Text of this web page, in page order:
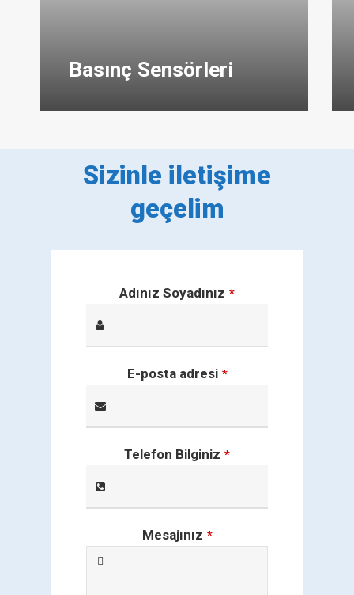
Basınç Sensörleri
Sizinle iletişime
geçelim
Adınız Soyadınız *
E-posta adresi *
Telefon Bilginiz *
Mesajınız *